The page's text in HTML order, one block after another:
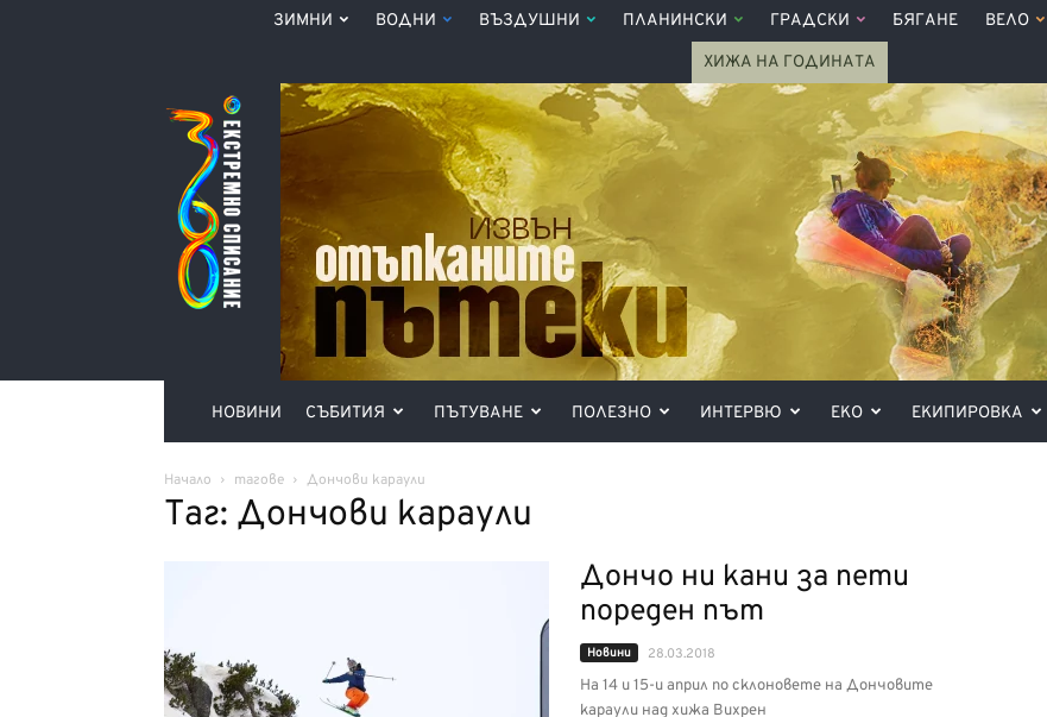
ЗИМНИ ВОДНИ ВЪЗДУШНИ ПЛАНИНСКИ ГРАДСКИ БЯГАНЕ ВЕЛО
ХИЖА НА ГОДИНАТА
Списание
360°
НОВИНИ СЪБИТИЯ ПЪТУВАНЕ ПОЛЕЗНО ИНТЕРВЮ ЕКО ЕКИПИРОВКА
Начало тагове Дончови караули
Таг: Дончови караули
Дончо ни кани за пети
пореден път
Новини 28.03.2018
На 14 и 15-и април по склоновете на Дончовите
караули над хижа Вихрен